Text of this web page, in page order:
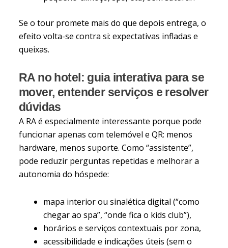
Se o tour promete mais do que depois entrega, o
efeito volta-se contra si: expectativas infladas e
queixas.
RA no hotel: guia interativa para se
mover, entender serviços e resolver
dúvidas
A RA é especialmente interessante porque pode
funcionar apenas com telemóvel e QR: menos
hardware, menos suporte. Como “assistente”,
pode reduzir perguntas repetidas e melhorar a
autonomia do hóspede:
mapa interior ou sinalética digital (“como
chegar ao spa”, “onde fica o kids club”),
horários e serviços contextuais por zona,
acessibilidade e indicações úteis (sem o